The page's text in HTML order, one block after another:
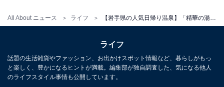
All About ニュース ライフ
宿泊：不可（日帰り入浴専用施設）
こちらもおすすめ
【岩手県の人気スーパー銭湯】「精華の湯」は
柔かい泉質の天然温泉を堪能できる施設。かけ
ライフ
話題の生活雑貨やファッション、お出かけスポット情報など、暮らしがもっ
と楽しく、豊かになるヒントが満載。編集部が独自調査した、気になる他人
のライフスタイル事情も公開しています。